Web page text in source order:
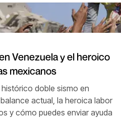
Venezuela y el heroico
mexicanos
doble sismo en
actual, la heroica labor
y cómo puedes enviar ayuda